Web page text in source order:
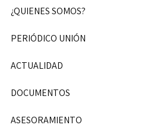
¿QUIENES SOMOS?
PERIÓDICO UNIÓN
ACTUALIDAD
DOCUMENTOS
ASESORAMIENTO